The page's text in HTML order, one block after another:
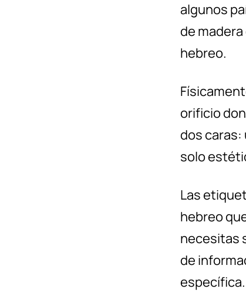
algunos
de
hebreo.
orificio
dos caras:
solo
Las
hebreo
necesitas
de
específica.